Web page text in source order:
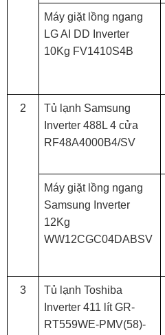
Máy giặt lồng ngang
LG AI DD Inverter
10Kg FV1410S4B
2
Tủ lạnh Samsung
Inverter 488L 4 cửa
RF48A4000B4/SV
Máy giặt lồng ngang
Samsung Inverter
12Kg
WW12CGC04DABSV
3
Tủ lạnh Toshiba
Inverter 411 lít GR-
RT559WE-PMV(58)-